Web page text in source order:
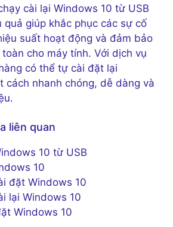
cài lại Windows 10 từ USB
quả giúp khắc phục các sự cố
suất hoạt động và đảm bảo
cho máy tính. Với dịch vụ
có thể tự cài đặt lại
cách nhanh chóng, dễ dàng và
liên quan
10 từ USB
10
đặt Windows 10
lại Windows 10
Windows 10